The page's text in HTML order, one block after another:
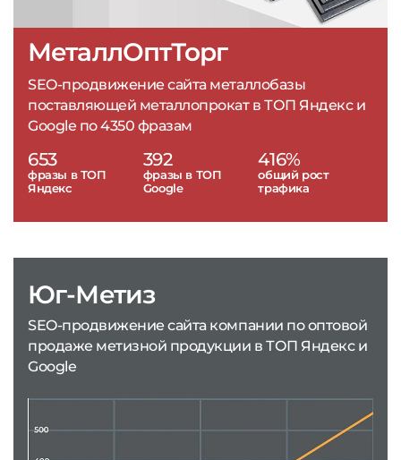
МеталлОптТорг
SEO-продвижение сайта металлобазы
поставляющей металлопрокат в ТОП Яндекс и
Google по 4350 фразам
653
фразы в ТОП
Яндекс
392
фразы в ТОП
Google
416%
общий рост
трафика
Юг-Метиз
SEO-продвижение сайта компании по оптовой
продаже метизной продукции в ТОП Яндекс и
Google